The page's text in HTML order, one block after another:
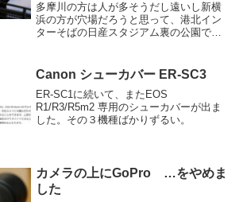
多摩川の方は人が多そうだし遠いし新横
浜の方が穴場だろうと思って、港北イン
ターそばの日産スタジアム裏の公園でス
たが、正午過ぎからいい感じに晴れてき
ました。都市部の展示飛行...
Canon シューカバー ER-SC3
ER-SC1に続いて、またEOS
R1/R3/R5m2 専用のシューカバーが出ま
した。その３機種ばかりずるい。
カメラの上にGoPro …をやめま
した